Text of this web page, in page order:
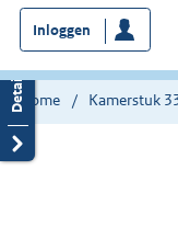
bent
nu
hier:
Inloggen
Home Kamerstuk